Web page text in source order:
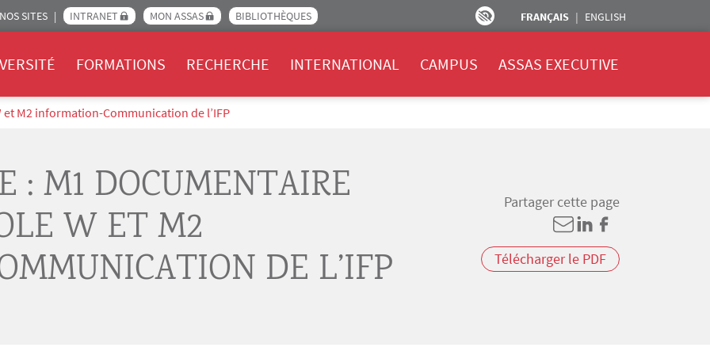
SITES INTRANET MON ASSAS BIBLIOTHÈQUES FRANÇAIS ENGLISH
FORMATIONS RECHERCHE INTERNATIONAL CAMPUS ASSAS EXECUTIVE
M2 information-Communication de l’IFP
: M1 DOCUMENTAIRE
W ET M2
DE L’IFP
Partager cette page
Télécharger le PDF